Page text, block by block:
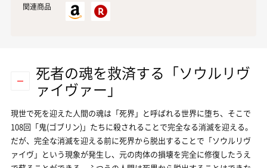
関連商品
死者の魂を救済する「ソウルリヴ
ァイヴァー」
現世で死を迎えた人間の魂は「死界」と呼ばれる世界に堕ち、そこで
108回「鬼(ゴブリン)」たちに殺されることで完全なる消滅を迎える。
だが、完全な消滅を迎える前に死界から脱出することで「ソウルリヴ
ァイヴ」という現象が発生し、元の肉体の損壊を完全に修復したうえ